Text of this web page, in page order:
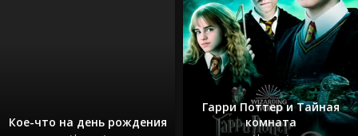
Кое-что на день рождения
Гарри Поттер и Тайная
комната